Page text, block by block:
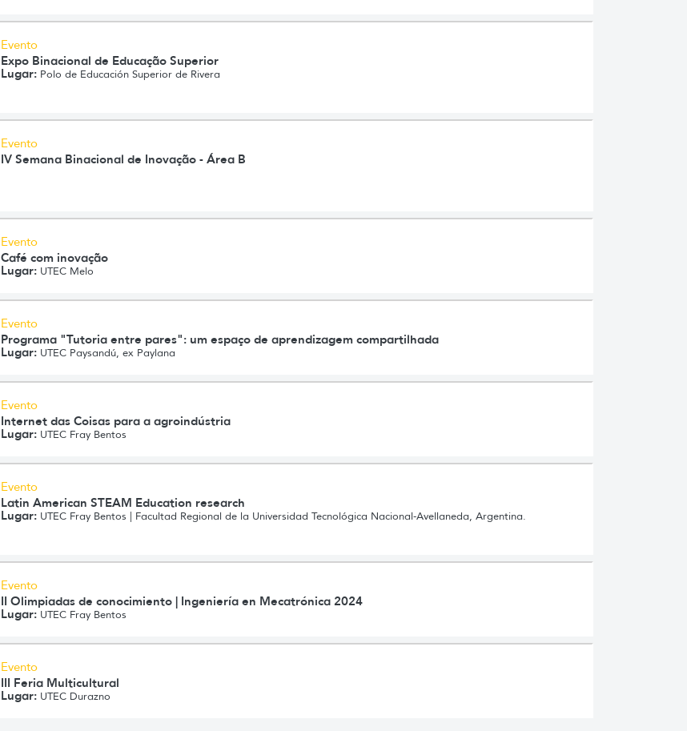
Evento
Expo Binacional de Educação Superior
Lugar: Polo de Educación Superior de Rivera
Evento
IV Semana Binacional de Inovação - Área B
Evento
Café com inovação
Lugar: UTEC Melo
Evento
Programa "Tutoria entre pares": um espaço de aprendizagem compartilhada
Lugar: UTEC Paysandú, ex Paylana
Evento
Internet das Coisas para a agroindústria
Lugar: UTEC Fray Bentos
Evento
Latin American STEAM Education research
Lugar: UTEC Fray Bentos | Facultad Regional de la Universidad Tecnológica Nacional-Avellaneda, Argentina.
Evento
II Olimpiadas de conocimiento | Ingeniería en Mecatrónica 2024
Lugar: UTEC Fray Bentos
Evento
III Feria Multicultural
Lugar: UTEC Durazno